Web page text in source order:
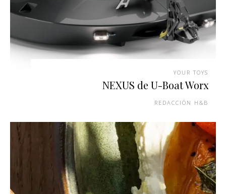
YOUR TOYS
NEXUS de U-Boat Worx
REDACCIÓN H&B